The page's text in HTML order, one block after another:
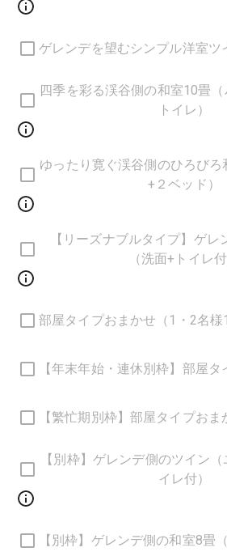
ゲレンデを望むシンプル洋室ツ
四季を彩る渓谷側の和室10畳
トイレ）
ゆったり寛ぐ渓谷側のひろび
+２ベッド）
【リーズナブルタイプ】ゲレ
（洗面+トイレ付
部屋タイプおまかせ（1・2名様1
【年末年始・連休別枠】部屋
【繁忙期別枠】部屋タイプおま
【別枠】ゲレンデ側のツイン
イレ付）
【別枠】ゲレンデ側の和室8畳